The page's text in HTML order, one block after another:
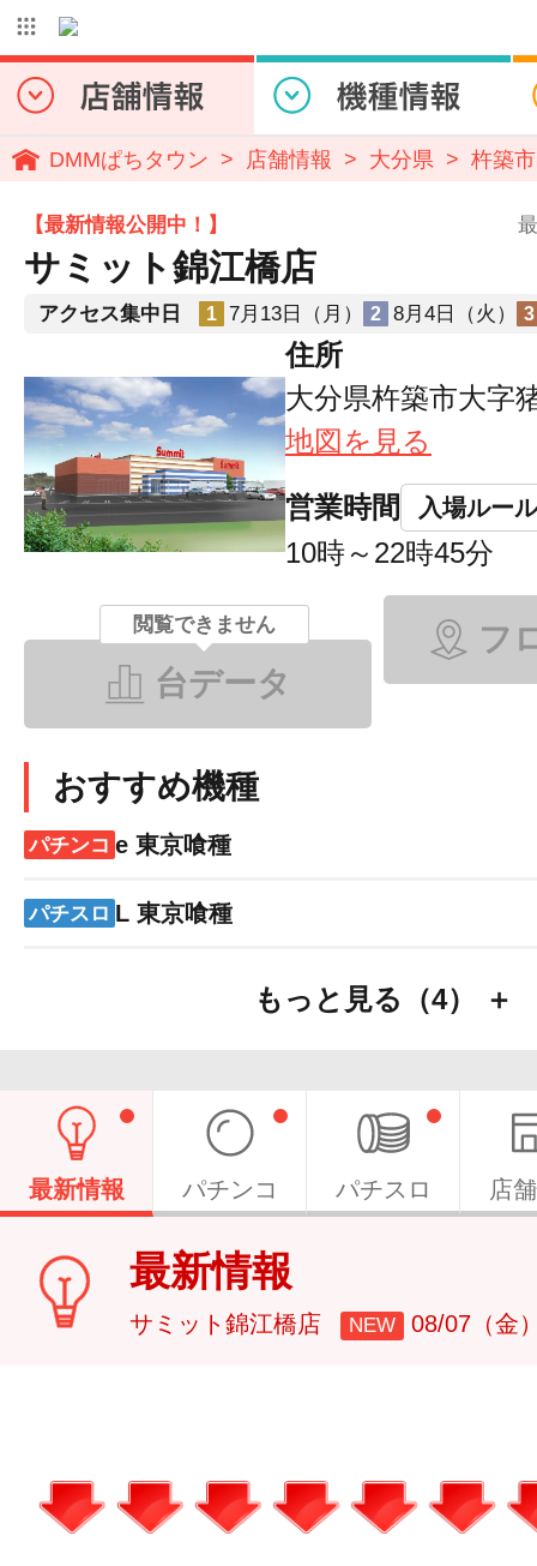
DMMぱちタウン 店舗情報 大分県 杵築市
【最新情報公開中！】
サミット錦江橋店
アクセス集中日 1 7月13日（月） 2 8月4日（火） 3
住所
大分県杵築市大字
地図を見る
営業時間 入場ルール
10時～22時45分
閲覧できません
台データ
フ
おすすめ機種
パチンコ e 東京喰種
パチスロ L 東京喰種
もっと見る（4） ＋
最新情報 パチンコ パチスロ 店
最新情報
サミット錦江橋店 NEW 08/07（金